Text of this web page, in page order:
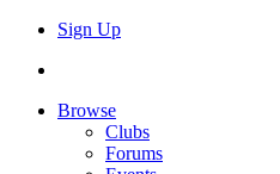
Sign Up
Browse
Clubs
Forums